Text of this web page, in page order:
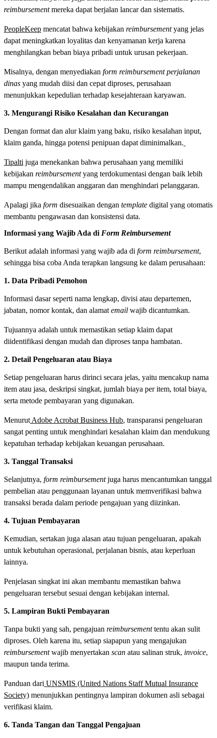
reimbursementmereka dapat berjalan lancar dan sistematis.
PeopleKeep mencatat bahwa kebijakan reimbursementyang jelas
dapat meningkatkan loyalitas dan kenyamanan kerja karena
menghilangkan beban biaya pribadi untuk urusan pekerjaan.
Misalnya, dengan menyediakan form reimbursement perjalanan
dinas yang mudah diisi dan cepat diproses, perusahaan
menunjukkan kepedulian terhadap kesejahteraan karyawan.
3. Mengurangi Risiko Kesalahan dan Kecurangan
Dengan format dan alur klaim yang baku, risiko kesalahan input,
klaim ganda, hingga potensi penipuan dapat diminimalkan.
Tipalti juga menekankan bahwa perusahaan yang memiliki
kebijakan reimbursementyang terdokumentasi dengan baik lebih
mampu mengendalikan anggaran dan menghindari pelanggaran.
Apalagi jika form disesuaikan dengan template digital yang otomatis
membantu pengawasan dan konsistensi data.
Informasi yang Wajib Ada di Form Reimbursement
Berikut adalah informasi yang wajib ada di form reimbursement,
sehingga bisa coba Anda terapkan langsung ke dalam perusahaan:
1. Data Pribadi Pemohon
Informasi dasar seperti nama lengkap, divisi atau departemen,
jabatan, nomor kontak, dan alamat email wajib dicantumkan.
Tujuannya adalah untuk memastikan setiap klaim dapat
diidentifikasi dengan mudah dan diproses tanpa hambatan.
2. Detail Pengeluaran atau Biaya
Setiap pengeluaran harus dirinci secara jelas, yaitu mencakup nama
item atau jasa, deskripsi singkat, jumlah biaya per item, total biaya,
serta metode pembayaran yang digunakan.
Menurut Adobe Acrobat Business Hub, transparansi pengeluaran
sangat penting untuk menghindari kesalahan klaim dan mendukung
kepatuhan terhadap kebijakan keuangan perusahaan.
3. Tanggal Transaksi
Selanjutnya, form reimbursementjuga harus mencantumkan tanggal
pembelian atau penggunaan layanan untuk memverifikasi bahwa
transaksi berada dalam periode pengajuan yang diizinkan.
4. Tujuan Pembayaran
Kemudian, sertakan juga alasan atau tujuan pengeluaran, apakah
untuk kebutuhan operasional, perjalanan bisnis, atau keperluan
lainnya.
Penjelasan singkat ini akan membantu memastikan bahwa
pengeluaran tersebut sesuai dengan kebijakan internal.
5. Lampiran Bukti Pembayaran
Tanpa bukti yang sah, pengajuan reimbursementtentu akan sulit
diproses. Oleh karena itu, setiap siapapun yang mengajukan
reimbursementwajib menyertakan scan atau salinan struk, invoice,
maupun tanda terima.
Panduan dari UNSMIS (United Nations Staff Mutual Insurance
Society) menunjukkan pentingnya lampiran dokumen asli sebagai
verifikasi klaim.
6. Tanda Tangan dan Tanggal Pengajuan